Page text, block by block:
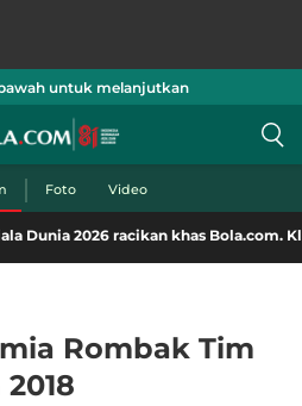
untuk melanjutkan
Foto Video
racikan khas Bola.com. Klik di sini!
Rombak Tim